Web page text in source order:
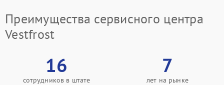
Преимущества сервисного центра
Vestfrost
16
сотрудников в штате
7
лет на рынке